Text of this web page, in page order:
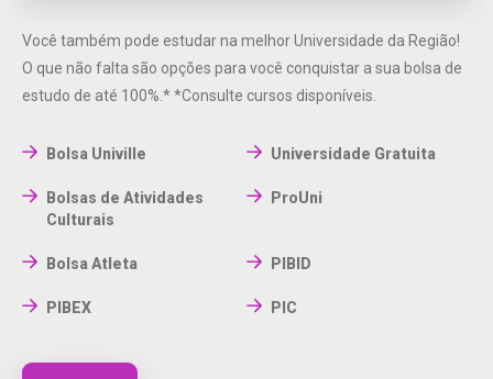
Você também pode estudar na melhor Universidade da Região!
O que não falta são opções para você conquistar a sua bolsa de
estudo de até 100%.**Consulte cursos disponíveis.
Bolsa Univille Universidade Gratuita
Bolsas de Atividades
Culturais
ProUni
Bolsa Atleta PIBID
PIBEX PIC